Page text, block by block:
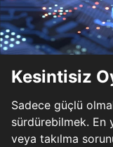
Kesintisiz
Sadece güçlü
sürdürebilmek. En
veya takılma